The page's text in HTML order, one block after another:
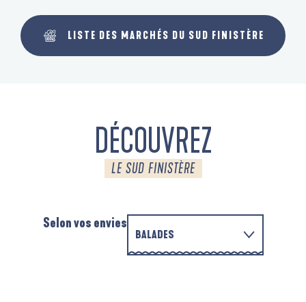
LISTE DES MARCHÉS DU SUD FINISTÈRE
DÉCOUVREZ
LE SUD FINISTÈRE
Selon vos envies
BALADES
PARCOURS D'INTERPRÉTATION DE L'ANSE